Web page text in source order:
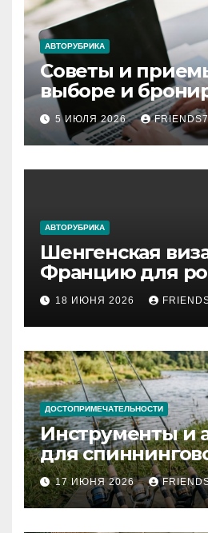
АВТОРУБРИКА
Советы и
выборе и
авиабилетов
5 ИЮЛЯ 2026
АВТОРУБРИКА
Шенгенская
Францию для
2026 году: сроки
и список
документов
18 ИЮНЯ 2026
ДОСТОПРИМЕЧАТЕЛЬНОСТИ
Инструменты и
для
рыбалки:
типы
17 ИЮНЯ 2026